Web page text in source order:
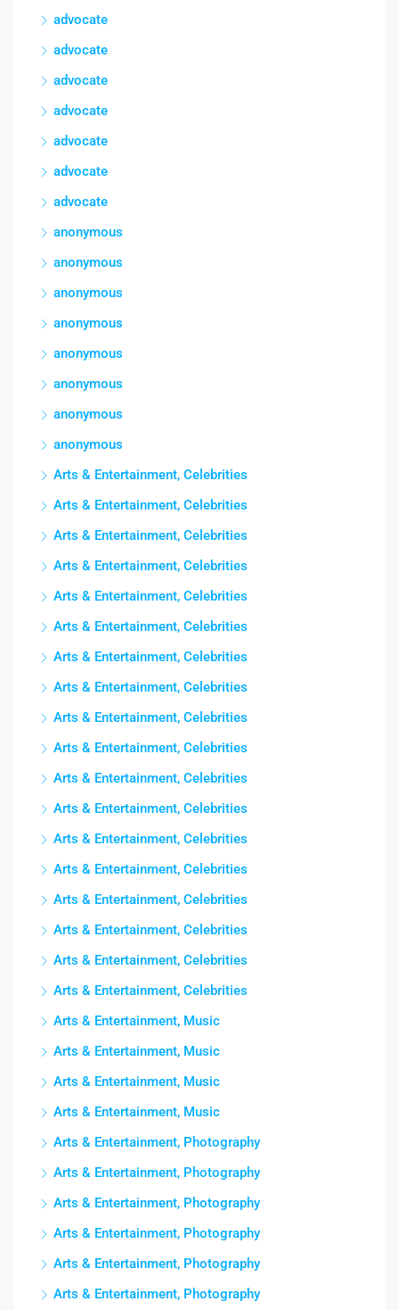
advocate
advocate
advocate
advocate
advocate
advocate
advocate
anonymous
anonymous
anonymous
anonymous
anonymous
anonymous
anonymous
anonymous
Arts & Entertainment, Celebrities
Arts & Entertainment, Celebrities
Arts & Entertainment, Celebrities
Arts & Entertainment, Celebrities
Arts & Entertainment, Celebrities
Arts & Entertainment, Celebrities
Arts & Entertainment, Celebrities
Arts & Entertainment, Celebrities
Arts & Entertainment, Celebrities
Arts & Entertainment, Celebrities
Arts & Entertainment, Celebrities
Arts & Entertainment, Celebrities
Arts & Entertainment, Celebrities
Arts & Entertainment, Celebrities
Arts & Entertainment, Celebrities
Arts & Entertainment, Celebrities
Arts & Entertainment, Celebrities
Arts & Entertainment, Celebrities
Arts & Entertainment, Music
Arts & Entertainment, Music
Arts & Entertainment, Music
Arts & Entertainment, Music
Arts & Entertainment, Photography
Arts & Entertainment, Photography
Arts & Entertainment, Photography
Arts & Entertainment, Photography
Arts & Entertainment, Photography
Arts & Entertainment, Photography